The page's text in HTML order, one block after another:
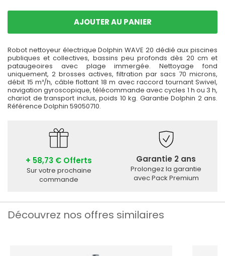
AJOUTER AU PANIER
Robot nettoyeur électrique Dolphin WAVE 20 dédié aux piscines
publiques et collectives, bassins peu profonds dès 20 cm et
pataugeoires avec plage immergée. Nettoyage fond
uniquement, 2 brosses actives, filtration par sacs 70 microns,
débit 15 m³/h, câble flottant 18 m avec raccord tournant Swivel,
navigation gyroscopique, télécommande avec cycles 1 h ou 3 h,
chariot de transport inclus, poids 10 kg. Garantie Dolphin 2 ans.
Référence Dolphin 59050710.
+ 58,73 € Offerts
Sur votre prochaine
commande
Garantie 2 ans
Prolongez la garantie
avec Pack Premium
Découvrez nos offres similaires